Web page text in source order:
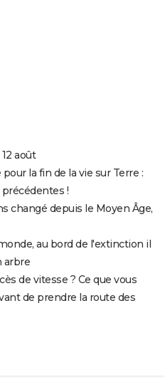
août
la fin de la vie sur Terre :
!
changé depuis le Moyen Âge,
au bord de l'extinction il
arbre
de vitesse ? Ce que vous
de prendre la route des